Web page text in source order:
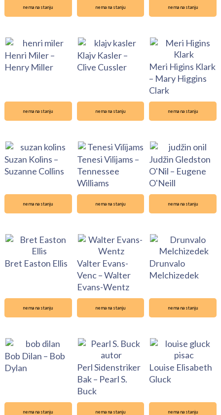
nema na stanju
Henri Miler –
Henry Miller
nema na stanju
Klajv Kasler –
Clive Cussler
nema na stanju
Meri Higins Klark
– Mary Higgins
Clark
nema na stanju
Suzan Kolins –
Suzanne Collins
nema na stanju
Tenesi Vilijams –
Tennessee
Williams
nema na stanju
Judžin Gledston
O'Nil – Eugene
O'Neill
nema na stanju
Bret Easton Ellis
nema na stanju
Valter Evans-
Venc – Walter
Evans-Wentz
nema na stanju
Drunvalo
Melchizedek
nema na stanju
Bob Dilan – Bob
Dylan
nema na stanju
Perl Sidenstriker
Bak – Pearl S.
Buck
nema na stanju
Louise Elisabeth
Gluck
nema na stanju nema na stanju nema na stanju